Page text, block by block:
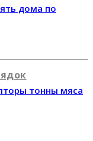
дома по
тонны мяса